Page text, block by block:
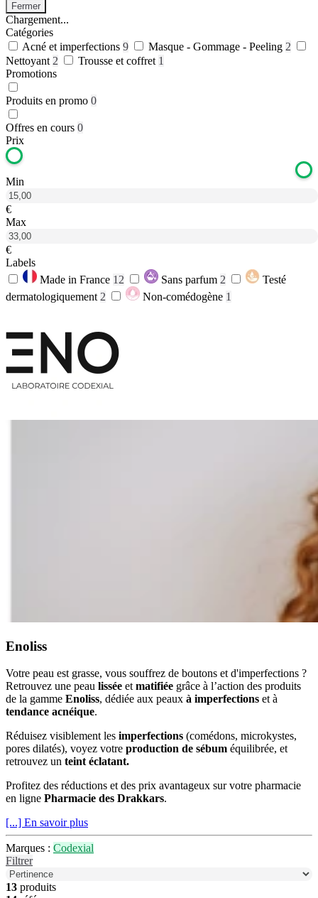
Fermer
Chargement...
Catégories
Acné et imperfections 9 Masque - Gommage - Peeling 2
Nettoyant 2 Trousse et coffret 1
Promotions
Produits en promo 0
Offres en cours 0
Prix
Min
€
Max
€
Labels
Made in France 12 Sans parfum 2
Testé
dermatologiquement 2 Non-comédogène 1
Enoliss
Votre peau est grasse, vous souffrez de boutons et d'imperfections ?
Retrouvez une peau lissée etmatifiée grâce à l’action des produits
de la gamme Enoliss, dédiée aux peaux à imperfections et à
tendance acnéique.
Réduisez visiblement les imperfections (comédons, microkystes,
pores dilatés), voyez votre production de sébum équilibrée, et
retrouvez un teint éclatant.
Profitez des réductions et des prix avantageux sur votre pharmacie
en ligne Pharmacie des Drakkars.
[...] En savoir plus
Marques : Codexial
Filtrer
13 produits